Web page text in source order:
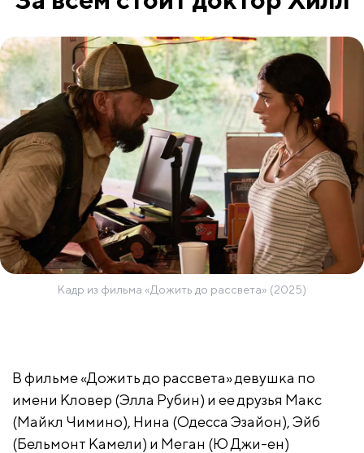
Кадр из фильма «Дожить до рассвета» (2025)
В фильме «Дожить до рассвета» девушка по
имени Кловер (Элла Рубин) и ее друзья Макс
(Майкл Чимино), Нина (Одесса Эзайон), Эйб
(Бельмонт Камели) и Меган (Ю Джи-ен)